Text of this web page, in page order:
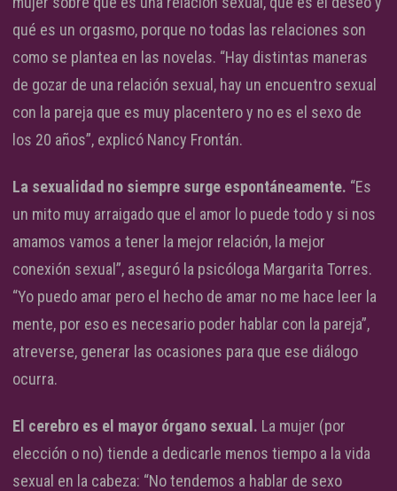
qué es un orgasmo, porque no todas las relaciones son
como se plantea en las novelas. “Hay distintas maneras
de gozar de una relación sexual, hay un encuentro sexual
con la pareja que es muy placentero y no es el sexo de
los 20 años”, explicó Nancy Frontán.
La sexualidad no siempre surge espontáneamente. “Es
un mito muy arraigado que el amor lo puede todo y si nos
amamos vamos a tener la mejor relación, la mejor
conexión sexual”, aseguró la psicóloga Margarita Torres.
“Yo puedo amar pero el hecho de amar no me hace leer la
mente, por eso es necesario poder hablar con la pareja”,
atreverse, generar las ocasiones para que ese diálogo
ocurra.
El cerebro es el mayor órgano sexual. La mujer (por
elección o no) tiende a dedicarle menos tiempo a la vida
sexual en la cabeza: “No tendemos a hablar de sexo